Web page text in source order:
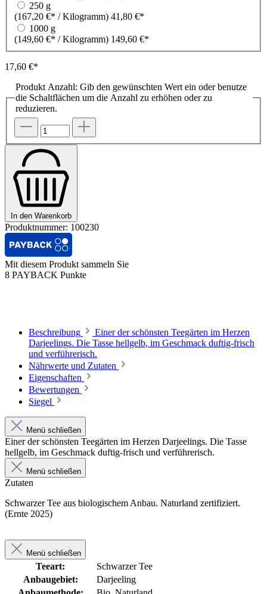
250 g
(167,20 €* / Kilogramm) 41,80 €*
1000 g
(149,60 €* / Kilogramm) 149,60 €*
17,60 €*
Produkt Anzahl: Gib den gewünschten Wert ein oder benutze
die Schaltflächen um die Anzahl zu erhöhen oder zu
reduzieren.
In den Warenkorb
Produktnummer: 100230
Mit diesem Produkt sammeln Sie
8 PAYBACK Punkte
Beschreibung
Einer der schönsten Teegärten im Herzen
Darjeelings. Die Tasse hellgelb, im Geschmack duftig-frisch
und verführerisch.
Nährwerte und Zutaten
Eigenschaften
Bewertungen
Siegel
Menü schließen
Einer der schönsten Teegärten im Herzen Darjeelings. Die Tasse
hellgelb, im Geschmack duftig-frisch und verführerisch.
Menü schließen
Zutaten
Schwarzer Tee aus biologischem Anbau. Naturland zertifiziert.
(Ernte 2025)
Menü schließen
Teeart:
Schwarzer Tee
Anbaugebiet:
Darjeeling